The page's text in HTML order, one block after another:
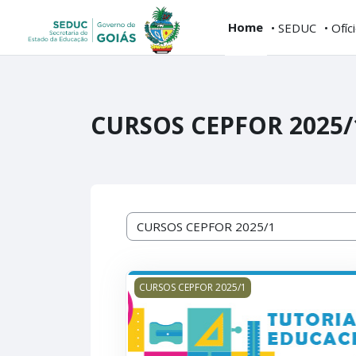
Home • SEDUC •
CURSOS CEPFOR
Course categories
TUTORIA EDUCACIONAL - do
CURSOS CEPFOR 2025/1